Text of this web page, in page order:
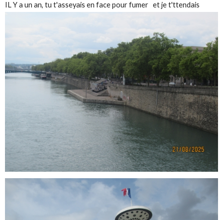
IL Y a un an, tu t'asseyais en face pour fumer et je t'ttendais